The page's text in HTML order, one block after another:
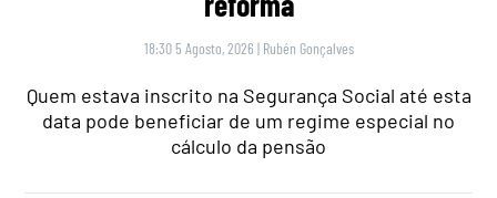
18:30 5 Agosto, 2026 | Rubén Gonçalves
Quem estava inscrito na Segurança Social até esta
data pode beneficiar de um regime especial no
cálculo da pensão